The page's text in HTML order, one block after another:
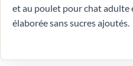
et au poulet pour chat adulte
élaborée sans sucres ajoutés.